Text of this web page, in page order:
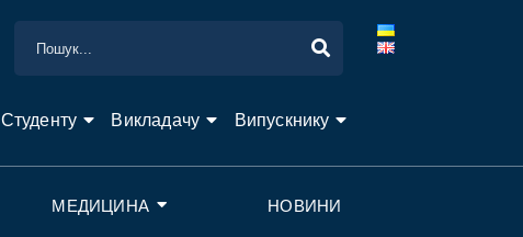
Студенту Викладачу Випускнику
МЕДИЦИНА НОВИНИ